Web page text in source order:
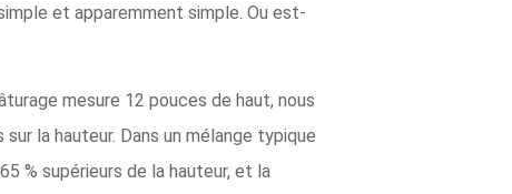
et apparemment simple. Ou est-
mesure 12 pouces de haut, nous
la hauteur. Dans un mélange typique
% supérieurs de la hauteur, et la